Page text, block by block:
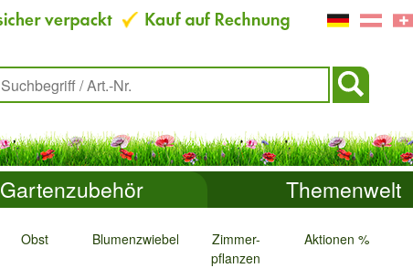
Gartenzubehör Themenwelt
Obst Blumenzwiebeln
Zimmer-
pflanzen
Aktionen %